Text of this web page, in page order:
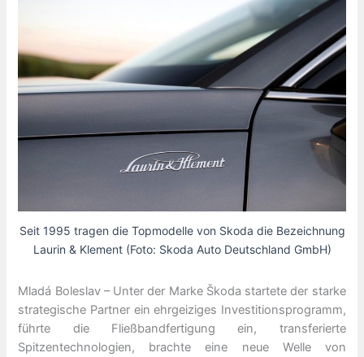
Seit 1995 tragen die Topmodelle von Skoda die Bezeichnung
Laurin & Klement (Foto: Skoda Auto Deutschland GmbH)
Mladá Boleslav – Unter der Marke Škoda startete der starke
strategische Partner ein ehrgeiziges Investitionsprogramm,
führte die Fließbandfertigung ein, transferierte
Spitzentechnologien, brachte eine neue Welle von